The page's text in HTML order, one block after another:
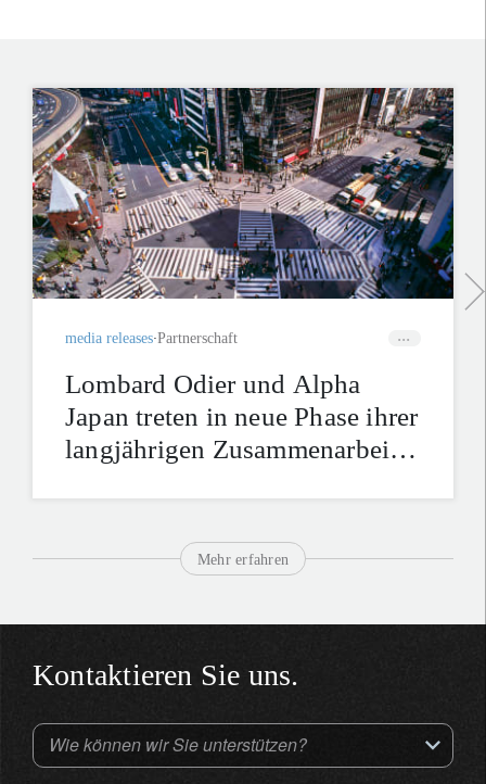
media releases Partnerschaft
Lombard Odier und Alpha
Japan treten in neue Phase ihrer
langjährigen Zusammenarbeit
Mehr erfahren
Kontaktieren Sie uns.
Wie können wir Sie unterstützen?